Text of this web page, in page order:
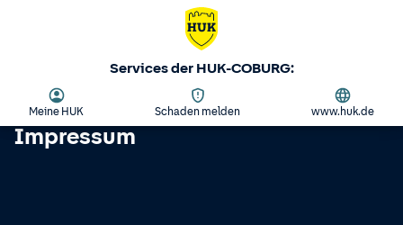
Services der HUK-COBURG:
Meine HUK Schaden melden www.huk.de
Impressum